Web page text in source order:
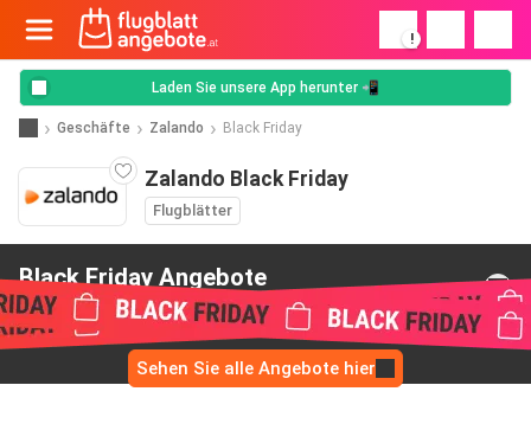
!
Laden Sie unsere App herunter 📲
Geschäfte Zalando Black Friday
Zalando Black Friday
Flugblätter
Black Friday Angebote
von Zalando
Sehen Sie alle Angebote hier